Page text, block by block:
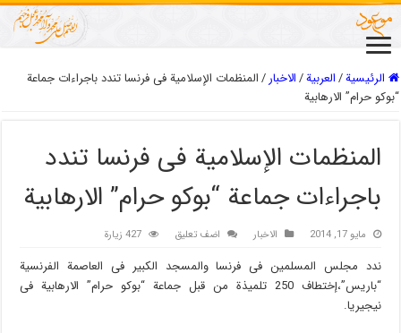
الرئيسية/العربیة/الاخبار/المنظمات الإسلامیة فی فرنسا تندد باجراءات جماعة
“بوکو حرام” الارهابیة
المنظمات الإسلامیة فی فرنسا تندد
باجراءات جماعة “بوکو حرام” الارهابیة
مايو 17, 2014 الاخبار اضف تعليق 427 زيارة
ندد مجلس المسلمین فی فرنسا والمسجد الکبیر فی العاصمة الفرنسیة
“باریس”،إختطاف 250 تلمیذة من قبل جماعة “بوکو حرام” الارهابیة فی
نیجیریا.